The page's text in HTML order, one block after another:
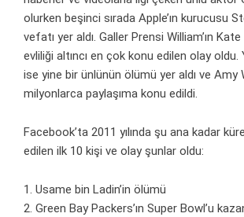
olurken beşinci sırada Apple’ın kurucusu
vefatı yer aldı. Galler Prensi William’ın
evliliği altıncı en çok konu edilen olay oldu.
ise yine bir ünlünün ölümü yer aldı ve Amy
milyonlarca paylaşıma konu edildi.
Facebook’ta 2011 yılında şu ana kadar
edilen ilk 10 kişi ve olay şunlar oldu:
1. Usame bin Ladin’in ölümü
2. Green Bay Packers’ın Super Bowl’u